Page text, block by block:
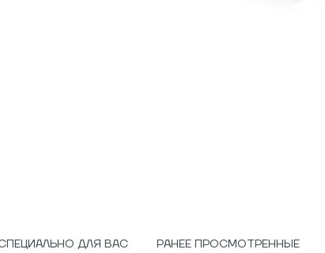
ДЛЯ ВАС РАНЕЕ ПРОСМОТРЕННЫЕ